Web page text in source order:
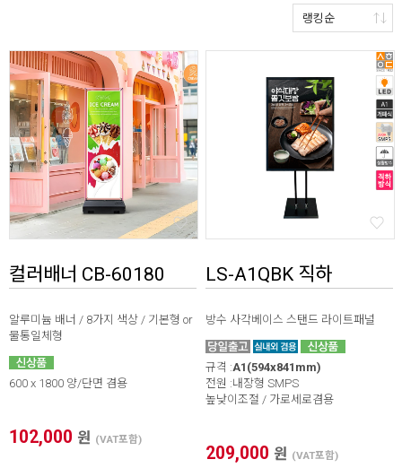
랭킹순
컬러배너 CB-60180
알루미늄 배너 / 8가지 색상 / 기본형 or
물통일체형
600 x 1800 양/단면 겸용
102,000 원 (VAT포함)
LS-A1QBK 직하
방수 사각베이스 스탠드 라이트패널
규격 :A1(594x841mm)
전원 :내장형 SMPS
높낮이조절 / 가로세로겸용
209,000 원 (VAT포함)